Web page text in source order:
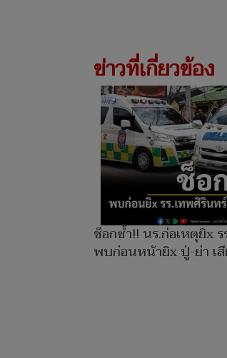
ข่าวที่เกี่ยวข้อง
ช็อกซ้ำ!! นร.ก่อเหตุยิx
พบก่อนหน้ายิx ปู่-ย่า เ